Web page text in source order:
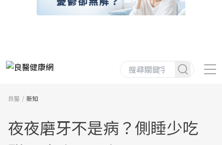
良醫 新知
夜夜磨牙不是病？側睡少吃